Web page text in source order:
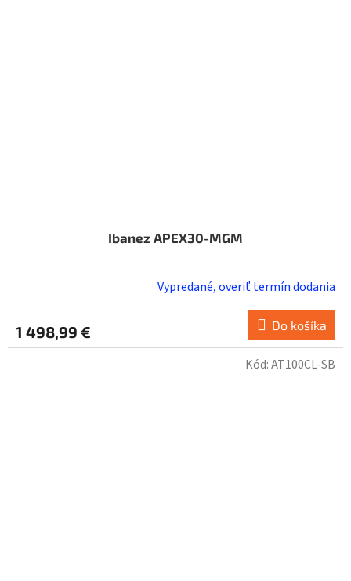
Ibanez APEX30-MGM
Vypredané, overiť termín dodania
1 498,99 € Do košíka
Kód:AT100CL-SB